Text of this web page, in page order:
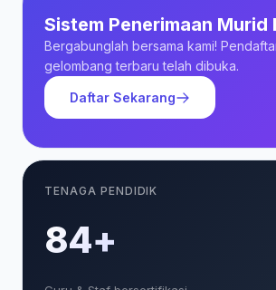
Sistem Penerimaan Murid
Bergabunglah bersama kami!
gelombang terbaru telah dibuka.
Daftar Sekarang
TENAGA PENDIDIK
85+